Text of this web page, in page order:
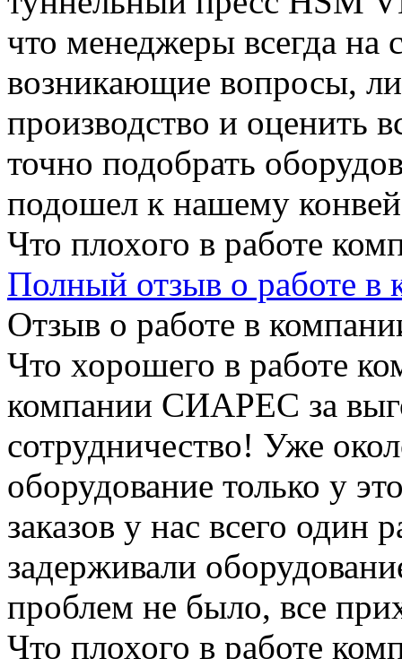
что менеджеры всегда на
возникающие вопросы,
производство и оценить
точно подобрать
подошел к нашему
Что плохого в работе
Полный отзыв о работе в
Отзыв о работе в
Что хорошего в работе
компании СИАРЕС за
сотрудничество! Уже
оборудование только у
заказов у нас всего один
задерживали
проблем не было, все
Что плохого в работе